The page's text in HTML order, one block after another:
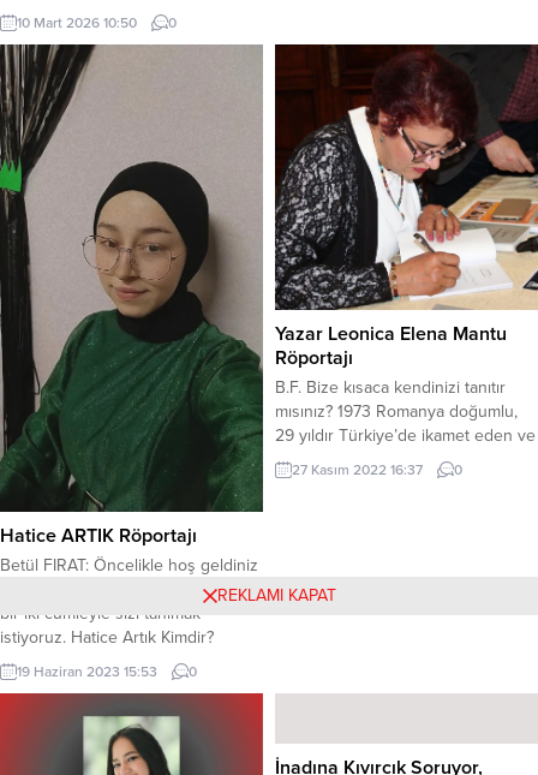
MEHMET FURKAN DİKİCİ:1997
yılında Erzurum’da, askeriye
emeklisi bir babanın ve ev hanımı
bir annenin çocuğu olarak dünyaya
geldim. Üç ablam var; ailenin en
küçük ve tek erkek
çocuğuyum.Küçük yaşlardan
itibaren enstrümanlara olan ilgim
ailem tarafından fark edildi. 13–14
yaşlarımda gitar...
10 Mart 2026 10:50 0
Arapça Öğretmenliği mezunuyum.
25 yılı aşkındır bağlama çalıyorum,
özellikle Türk Halk Müziğine büyük
ilgim var. Son 5 yıldır başta Hamoy
olmak üzere...
Hatice ARTIK Röportajı
Betül FIRAT: Öncelikle hoş geldiniz
diyor ve söyleşimizin başlangıcında
bir iki cümleyle sizi tanımak
istiyoruz. Hatice Artık Kimdir?
Hatice ARTIK: Ben Hatice Artık, 27
Şubat 2006 tarihinde İstanbul’da
yazmaya heves gösterip zamanla
birçok dergi ve derleme kitap
19 Haziran 2023 15:53 0
Yazar Leonica Elena Mantu
Röportajı
B.F. Bize kısaca kendinizi tanıtır
mısınız? 1973 Romanya doğumlu,
29 yıldır Türkiye’de ikamet eden ve
iki çocuk annesi bir kadınım. B.F.
Yazmaya nasıl başladığınızdan ve
hayatların olduğunu okuyucularıma
27 Kasım 2022 16:37 0
İnadına Kıvırcık Soruyor,
REKLAMI KAPAT